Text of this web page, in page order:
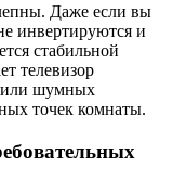
Даже если вы
инвертируются и
стабильной
телевизор
или шумных
точек комнаты.